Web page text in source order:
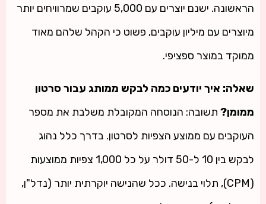
הראשונה. ישנם יוצרים עם 5,000 עוקבים שמרוויחים יותר
מיוצרים עם מיליון עוקבים, פשוט כי הקהל שלהם מאוד
ממוקד במוצר ספציפי.
שאלה: איך יודעים כמה לבקש ממותג עבור סרטון
ממומן? תשובה: הנוסחה המקובלת משלבת את מספר
העוקבים עם ממוצע הצפיות לסרטון. בדרך כלל נהוג
לבקש בין 10 ל-50 דולר על כל 1,000 צפיות ממוצעות
(CPM), תלוי בנישה. ככל שהנישה יוקרתית יותר (נדל"ן,